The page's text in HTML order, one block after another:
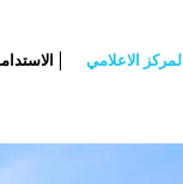
المركز الاعلامي